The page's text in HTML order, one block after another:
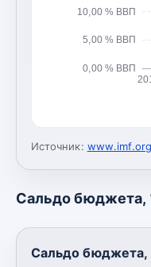
0,00 % ВВП
5,00 % ВВП
10,00 % ВВП
Источник: www.imf.org
Сальдо бюджета,
Сальдо бюджета,